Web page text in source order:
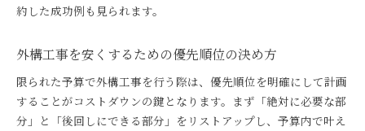
約した成功例も見られます。
外構工事を安くするための優先順位の決め方
限られた予算で外構工事を行う際は、優先順位を明確にして計画
することがコストダウンの鍵となります。まず「絶対に必要な部
分」と「後回しにできる部分」をリストアップし、予算内で叶え